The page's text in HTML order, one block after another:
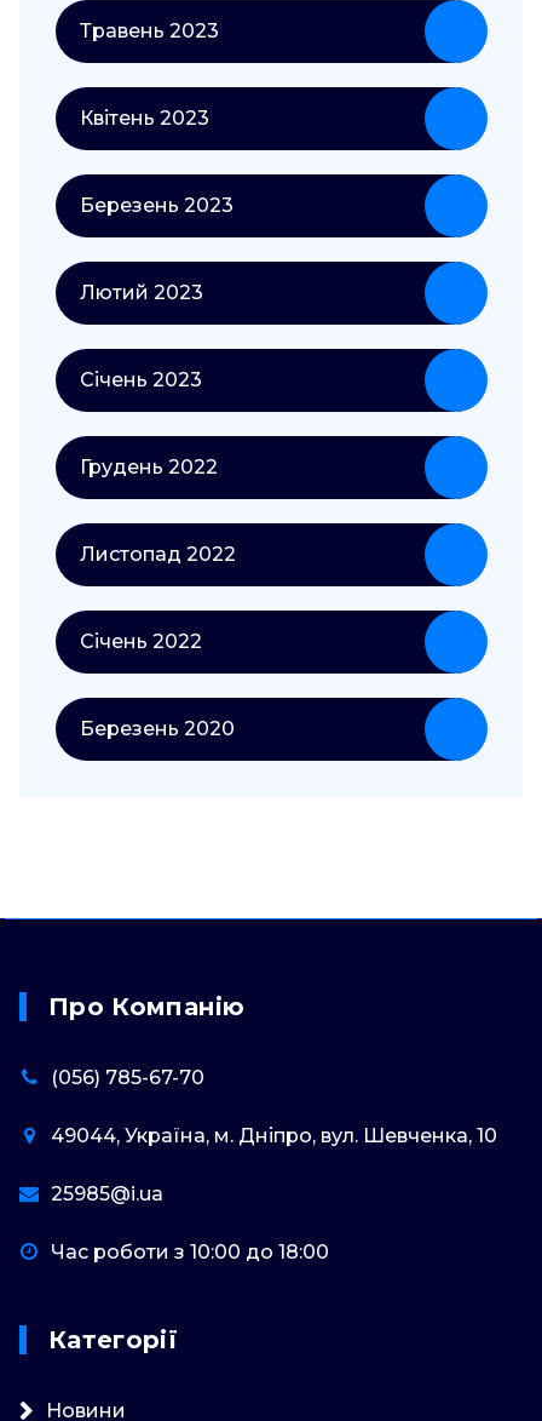
Травень 2023
Квітень 2023
Березень 2023
Лютий 2023
Січень 2023
Грудень 2022
Листопад 2022
Січень 2022
Березень 2020
Про Компанію
(056) 785-67-70
49044, Україна, м. Дніпро, вул. Шевченка, 10
25985@i.ua
Час роботи з 10:00 до 18:00
Категорії
Новини